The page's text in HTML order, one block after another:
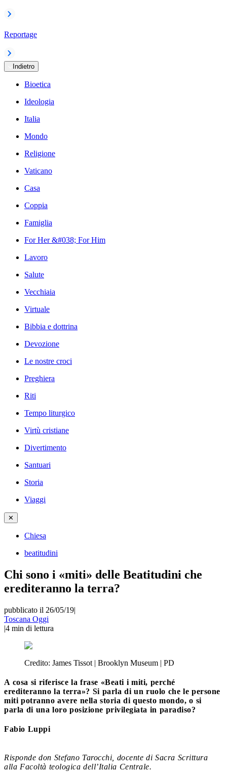
Reportage
Indietro
Bioetica
Ideologia
Italia
Mondo
Religione
Vaticano
Casa
Coppia
Famiglia
For Her &#038; For Him
Lavoro
Salute
Vecchiaia
Virtuale
Bibbia e dottrina
Devozione
Le nostre croci
Preghiera
Riti
Tempo liturgico
Virtù cristiane
Divertimento
Santuari
Storia
Viaggi
✕
Chiesa
beatitudini
Chi sono i «miti» delle Beatitudini che
erediteranno la terra?
pubblicato il 26/05/19|
Toscana Oggi
|4 min di lettura
Credito: James Tissot | Brooklyn Museum | PD
A cosa si riferisce la frase «Beati i miti, perché
erediteranno la terra»? Si parla di un ruolo che le persone
miti potranno avere nella storia di questo mondo, o si
parla di una loro posizione privilegiata in paradiso?
Fabio Luppi
Risponde don Stefano Tarocchi, docente di Sacra Scrittura
alla Facoltà teologica dell’Italia Centrale.